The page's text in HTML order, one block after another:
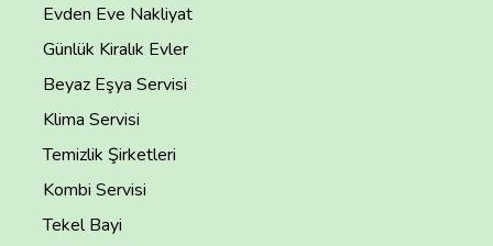
Evden Eve Nakliyat
Günlük Kiralık Evler
Beyaz Eşya Servisi
Klima Servisi
Temizlik Şirketleri
Kombi Servisi
Tekel Bayi